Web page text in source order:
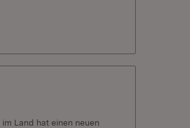
Land hat einen neuen